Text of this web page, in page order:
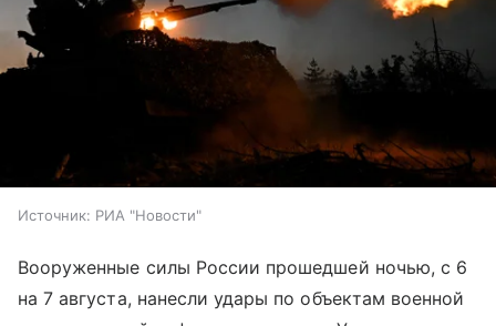
Источник: РИА "Новости"
Вооруженные силы России прошедшей ночью, с 6
на 7 августа, нанесли удары по объектам военной